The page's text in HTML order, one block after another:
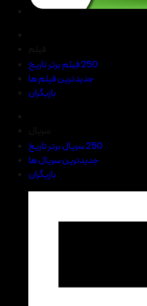
250 فیلم برتر تاریخ
جدیدترین فیلم ها
بازیگران
250 سریال برتر تاریخ
جدیدترین سریال ها
بازیگران